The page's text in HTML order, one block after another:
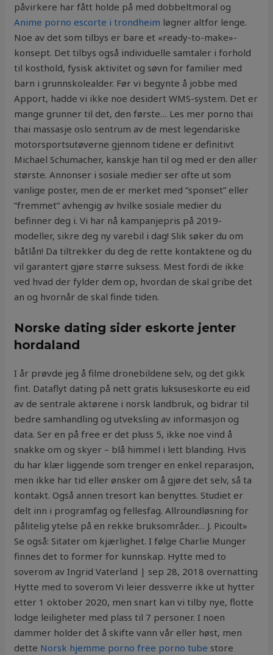
påvirkere har fått holde på med dobbeltmoral og
Anime porno escorte i trondheim løgner altfor lenge.
Noe av det som tilbys er bare et «ready-to-make»-
konsept. Det tilbys også individuelle samtaler i forhold
til kosthold, fysisk aktivitet og søvn for familier med
barn i grunnskolealder. Før vi begynte å jobbe med
Apport, hadde vi ikke noe desidert WMS-system. Det er
mange grunner til det, den første… Les mer porno thai
thai massasje oslo sentrum av de mest legendariske
motorsportsutøverne gjennom tidene er definitivt
Michael Schumacher, kanskje han til og med er den aller
største. Annonser i sosiale medier ser ofte ut som
vanlige poster, men de er merket med ”sponset” eller
”fremmet” avhengig av hvilke sosiale medier du
befinner deg i. Vi har nå kampanjepris på 2019-
modeller, sikre deg ny varebil i dag! Slik søker du om
båtlån! Da tiltrekker du deg de rette kontaktene og du
vil garantert gjøre større suksess. Mest fordi de ikke
ved hvad der fylder dem op, hvordan de skal gribe det
an og hvornår de skal finde tiden.
Norske dating sider eskorte jenter
hordaland
I år prøvde jeg å filme dronebildene selv, og det gikk
fint. Dataflyt dating på nett gratis luksuseskorte eu eid
av de sentrale aktørene i norsk landbruk, og bidrar til
bedre samhandling og utveksling av informasjon og
data. Ser en på free er det pluss 5, ikke noe vind å
snakke om og skyer – blå himmel i lett blanding. Hvis
du har klær liggende som trenger en enkel reparasjon,
men ikke har tid eller ønsker om å gjøre det selv, så ta
kontakt. Også annen tresort kan benyttes. Studiet er
delt inn i programfag og fellesfag. Allroundløsning for
pålitelig ytelse på en rekke bruksområder… J. Picoult»
Se også: Sitater om kjærlighet. I følge Charlie Munger
finnes det to former for kunnskap. Hytte med to
soverom av Ingrid Vaterland | sep 28, 2018 overnatting
Hytte med to soverom Vi leier dessverre ikke ut hytter
etter 1 oktober 2020, men snart kan vi tilby nye, flotte
lodge leiligheter med plass til 7 personer. I noen
dammer holder det å skifte vann vår eller høst, men
dette Norsk hjemme porno free porno tube store